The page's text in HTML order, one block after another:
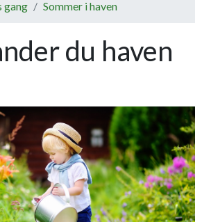
gang Sommer i haven
du haven